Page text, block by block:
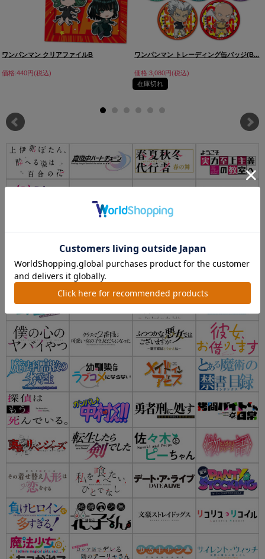
ワンパンマン クリアファイルB
価格:440円(税込)
ワンパンマン トレーディング缶バッジ(B...
価格:3,080円(税込)
在庫切れ